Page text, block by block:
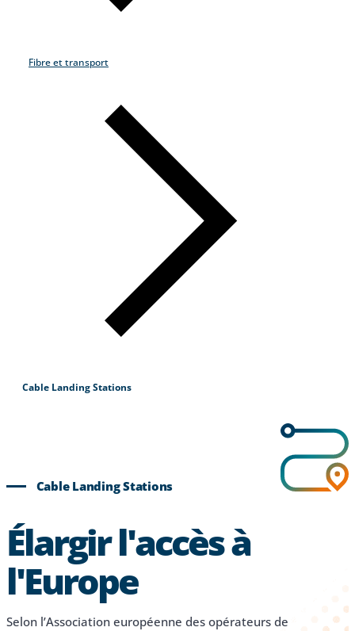
Fibre et transport
Cable Landing Stations
Cable Landing Stations
Élargir l'accès à
l'Europe
Selon l’Association européenne des opérateurs de